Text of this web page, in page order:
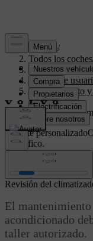
Soporte/
Todos los coches
XC40 Twin
Manual de
Mantenimiento
Servicio/
Revisión del
Soporte personalizado
específico.
Iniciar sesión
Revisión del
El
acondicionado
taller autorizado.